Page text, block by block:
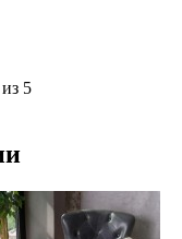
5